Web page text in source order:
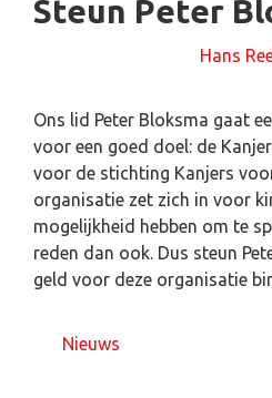
Steun Peter
Hans
Ons lid Peter Bloksma gaat
voor een goed doel: de
voor de stichting Kanjers
organisatie zet zich in voor
mogelijkheid hebben om te
reden dan ook. Dus steun
geld voor deze organisatie
Nieuws